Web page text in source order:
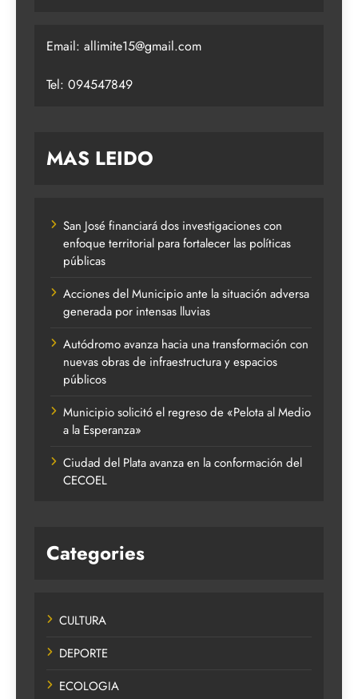
Email: allimite15@gmail.com
Tel: 094547849
MAS LEIDO
San José financiará dos investigaciones con
enfoque territorial para fortalecer las políticas
públicas
Acciones del Municipio ante la situación adversa
generada por intensas lluvias
Autódromo avanza hacia una transformación con
nuevas obras de infraestructura y espacios
públicos
Municipio solicitó el regreso de «Pelota al Medio
a la Esperanza»
Ciudad del Plata avanza en la conformación del
CECOEL
Categories
CULTURA
DEPORTE
ECOLOGIA